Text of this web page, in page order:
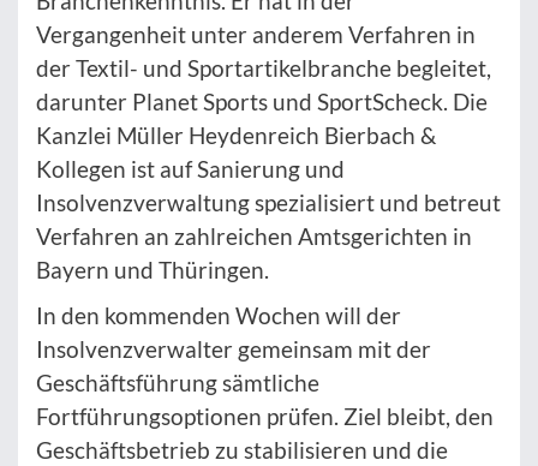
Vergangenheit unter anderem Verfahren in
der Textil- und Sportartikelbranche begleitet,
darunter Planet Sports und SportScheck. Die
Kanzlei Müller Heydenreich Bierbach &
Kollegen ist auf Sanierung und
Insolvenzverwaltung spezialisiert und betreut
Verfahren an zahlreichen Amtsgerichten in
Bayern und Thüringen.
In den kommenden Wochen will der
Insolvenzverwalter gemeinsam mit der
Geschäftsführung sämtliche
Fortführungsoptionen prüfen. Ziel bleibt, den
Geschäftsbetrieb zu stabilisieren und die